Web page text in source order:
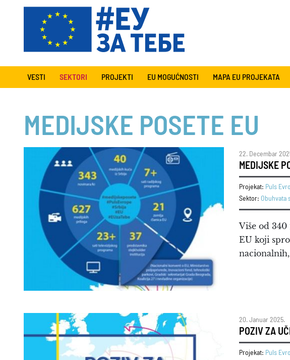
VESTI SEKTORI PROJEKTI EU MOGUĆNOSTI MAPA EU PROJEKATA
MEDIJSKE POSETE EU
22. Decembar
MEDIJSKE
Projekat: Puls
Sektor: Obuhvata
Više od
EU koji
20. Januar 2025.
POZIV ZA
Projekat: Puls